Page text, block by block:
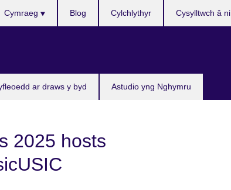
ar draws y byd Astudio yng Nghymru
Cymraeg Blog Cylchlythyr Cysylltwch â ni
2025 hosts